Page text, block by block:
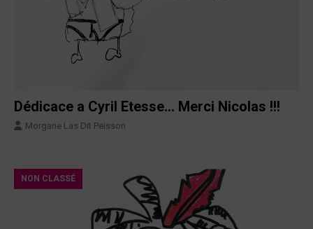
Dédicace a Cyril Etesse… Merci Nicolas !!!
Morgane Las Dit Peisson
NON CLASSÉ